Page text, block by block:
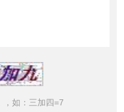
，如：三加四=7